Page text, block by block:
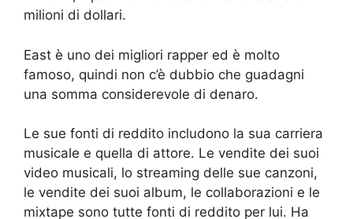
milioni di dollari.
East è uno dei migliori rapper ed è molto
famoso, quindi non c’è dubbio che guadagni
una somma considerevole di denaro.
Le sue fonti di reddito includono la sua carriera
musicale e quella di attore. Le vendite dei suoi
video musicali, lo streaming delle sue canzoni,
le vendite dei suoi album, le collaborazioni e le
mixtape sono tutte fonti di reddito per lui. Ha